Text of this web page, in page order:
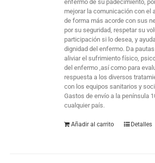
enfermo de su padecimiento,
mejorar la comunicación con el
de forma más acorde con sus
por su seguridad, respetar su
participación si lo desea, y
dignidad del enfermo. Da
aliviar el sufrimiento físico,
del enfermo ,así como para
respuesta a los diversos
con los equipos sanitarios y
Gastos de envío a la península
cualquier país.
Añadir al carrito Detalles